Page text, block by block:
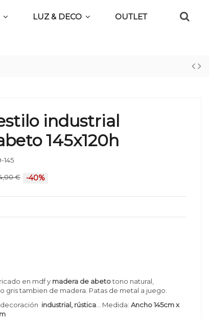
LUZ & DECO OUTLET
industrial
145x120h
145
€ -40%
en mdf y madera de abetotono natural,
gris tambien de madera. Patas de metal a juego.
industrial, rústica... Medida: Ancho 145cm x